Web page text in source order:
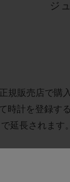
ジ
規販売店で購
計を登録す
延長されます。
化を続けて
開発や素材